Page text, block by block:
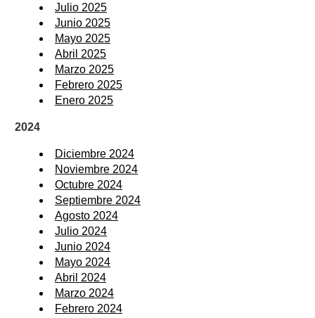
Julio 2025
Junio 2025
Mayo 2025
Abril 2025
Marzo 2025
Febrero 2025
Enero 2025
2024
Diciembre 2024
Noviembre 2024
Octubre 2024
Septiembre 2024
Agosto 2024
Julio 2024
Junio 2024
Mayo 2024
Abril 2024
Marzo 2024
Febrero 2024